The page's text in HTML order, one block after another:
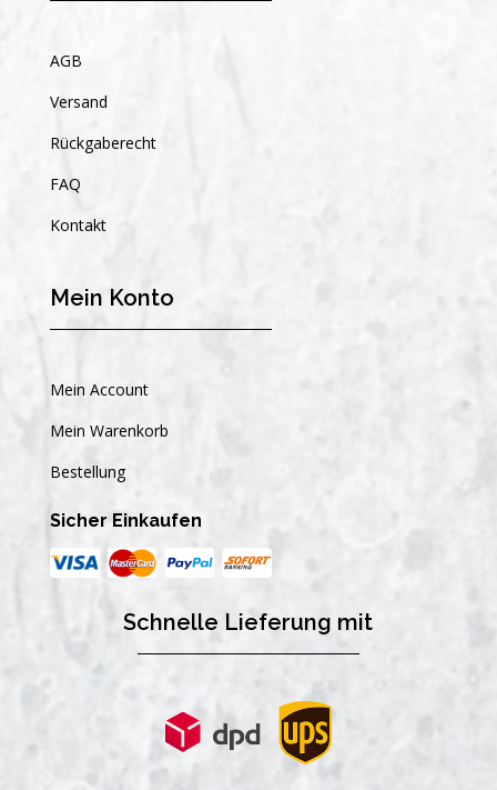
AGB
Versand
Rückgaberecht
FAQ
Kontakt
Mein Konto
Mein Account
Mein Warenkorb
Bestellung
Sicher Einkaufen
Schnelle Lieferung mit